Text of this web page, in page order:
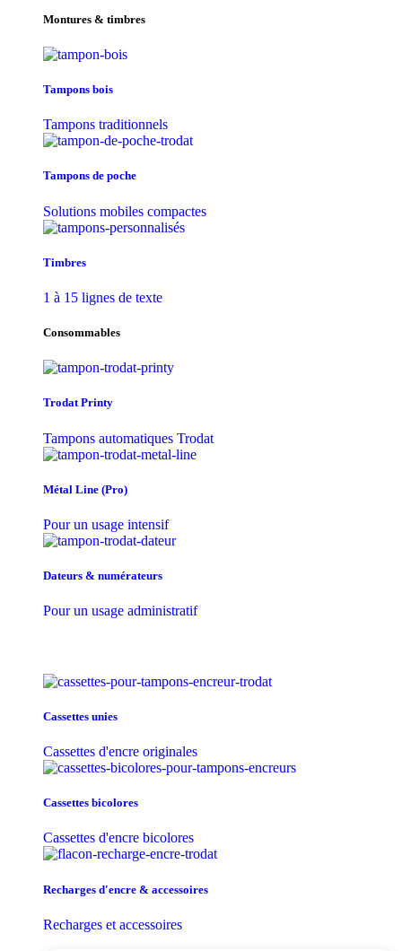
Montures & timbres
Tampons bois
Tampons traditionnels
Tampons de poche
Solutions mobiles compactes
Timbres
1 à 15 lignes de texte
Consommables
Trodat Printy
Tampons automatiques Trodat
Métal Line (Pro)
Pour un usage intensif
Dateurs & numérateurs
Pour un usage administratif
Cassettes unies
Cassettes d'encre originales
Cassettes bicolores
Cassettes d'encre bicolores
Recharges d'encre & accessoires
Recharges et accessoires